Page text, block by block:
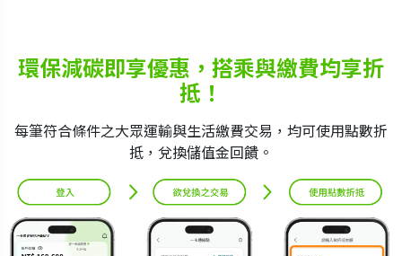
環保減碳即享優惠，搭乘與繳費均享折
抵！
每筆符合條件之大眾運輸與生活繳費交易，均可使用點數折
抵，兌換儲值金回饋。